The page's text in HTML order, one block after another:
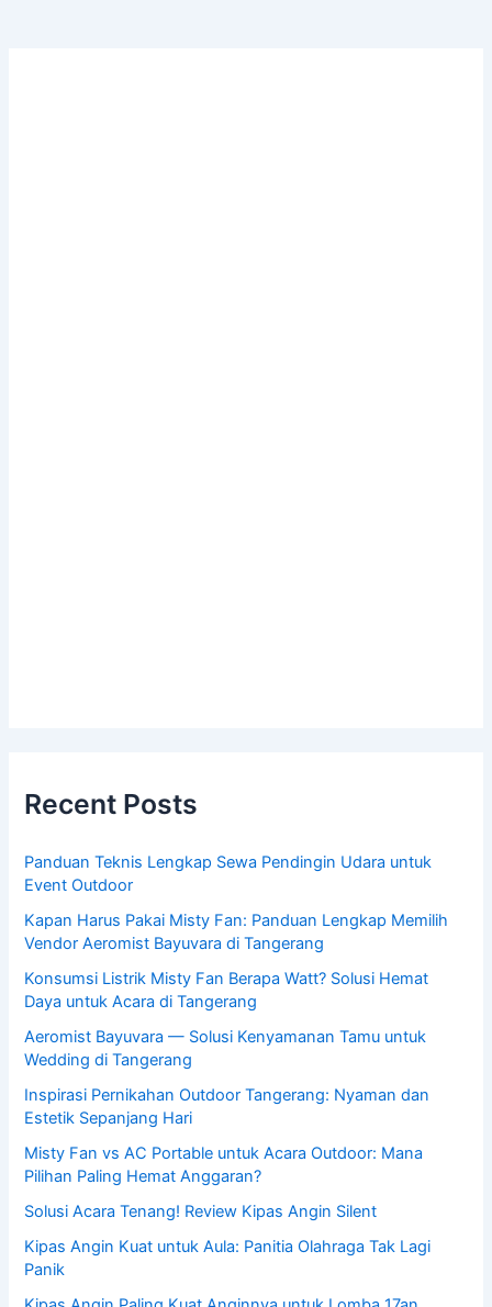
Recent Posts
Panduan Teknis Lengkap Sewa Pendingin Udara untuk
Event Outdoor
Kapan Harus Pakai Misty Fan: Panduan Lengkap Memilih
Vendor Aeromist Bayuvara di Tangerang
Konsumsi Listrik Misty Fan Berapa Watt? Solusi Hemat
Daya untuk Acara di Tangerang
Aeromist Bayuvara — Solusi Kenyamanan Tamu untuk
Wedding di Tangerang
Inspirasi Pernikahan Outdoor Tangerang: Nyaman dan
Estetik Sepanjang Hari
Misty Fan vs AC Portable untuk Acara Outdoor: Mana
Pilihan Paling Hemat Anggaran?
Solusi Acara Tenang! Review Kipas Angin Silent
Kipas Angin Kuat untuk Aula: Panitia Olahraga Tak Lagi
Panik